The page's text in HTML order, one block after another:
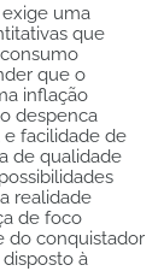
uma
que
que o
inflação
despenca
facilidade de
de qualidade
realidade
de foco
do conquistador
à